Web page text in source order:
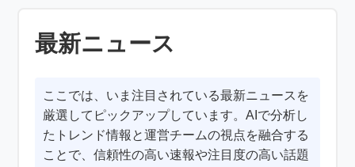
最新ニュース
ここでは、いま注目されている最新ニュースを
厳選してピックアップしています。AIで分析し
たトレンド情報と運営チームの視点を融合する
ことで、信頼性の高い速報や注目度の高い話題